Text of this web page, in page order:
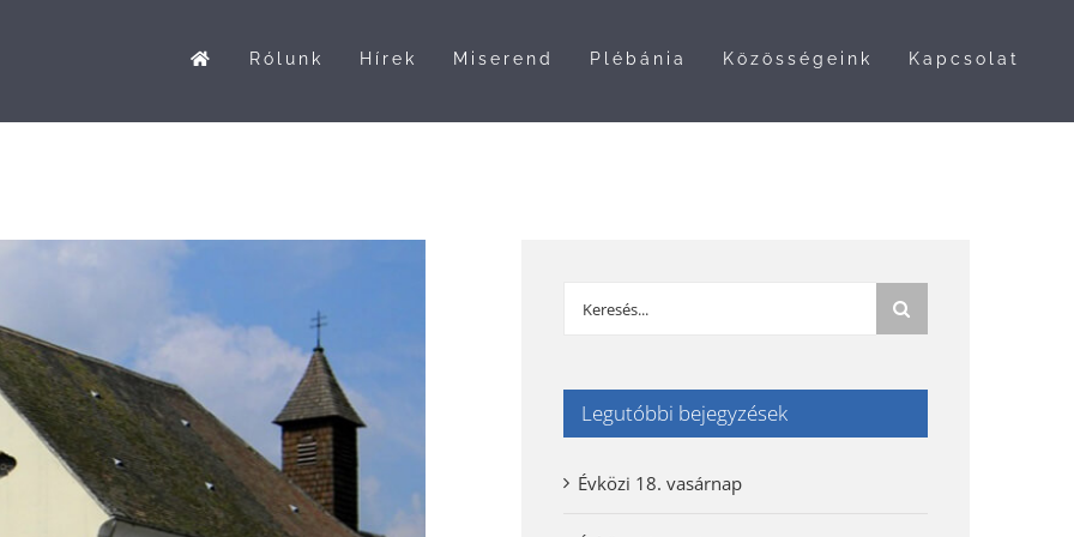
Rólunk Hírek Miserend Plébánia Közösségeink Kapcsolat
Keresés...
Legutóbbi bejegyzések
Évközi 18. vasárnap